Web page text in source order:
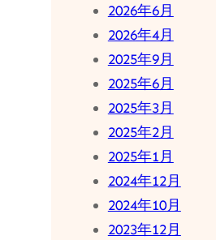
2026年6月
2026年4月
2025年9月
2025年6月
2025年3月
2025年2月
2025年1月
2024年12月
2024年10月
2023年12月